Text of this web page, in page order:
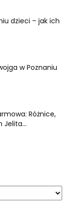
dzieci – jak ich
w Poznaniu
Różnice,
Jelita...